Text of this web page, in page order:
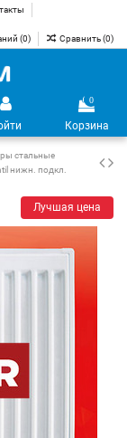
(0) Сравнить (0)
0
Корзина
стальные
нижн. подкл.
Лучшая цена